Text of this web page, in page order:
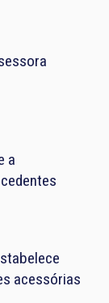
a
acessórias